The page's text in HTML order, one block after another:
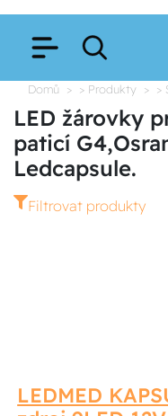
Domů > Produkty >
LED žárovky
paticí
Ledcapsule.
Filtrovat produkty
LEDMED